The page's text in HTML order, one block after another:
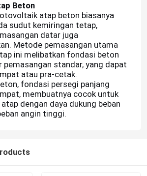
Beton
atap beton biasanya
sudut kemiringan tetap,
datar juga
Metode pemasangan utama
ini melibatkan fondasi beton
pemasangan standar, yang dapat
atau pra-cetak.
fondasi persegi panjang
membuatnya cocok untuk
dengan daya dukung beban
angin tinggi.